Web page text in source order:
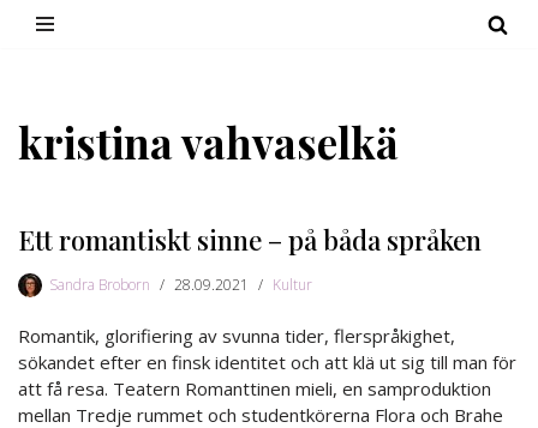
kristina vahvaselkä
Ett romantiskt sinne – på båda språken
Sandra Broborn 28.09.2021 Kultur
Romantik, glorifiering av svunna tider, flerspråkighet,
sökandet efter en finsk identitet och att klä ut sig till man för
att få resa. Teatern Romanttinen mieli, en samproduktion
mellan Tredje rummet och studentkörerna Flora och Brahe